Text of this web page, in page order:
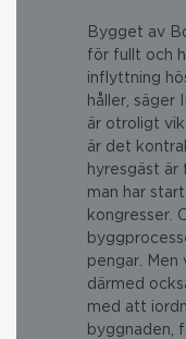
Bygget av
för fullt och
inflyttning
håller, säger
är otroligt
är det
hyresgäst
man har
kongresser.
pengar. Men
därmed
med att
byggnaden,